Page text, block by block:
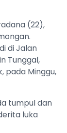
(22),
di Jalan
Tunggal,
pada Minggu,
tumpul dan
luka